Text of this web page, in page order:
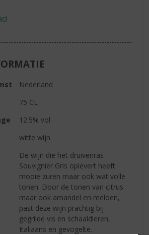
Nederland
75 CL
12.5% vol
witte wijn
De wijn die het druivenras
Souvignier Gris oplevert heeft
mooie zuren maar ook wat volle
tonen. Door de tonen van citrus
maar ook amandel en meloen,
past deze wijn prachtig bij
gegrilde vis en schaaldieren,
Italiaans en gevogelte.